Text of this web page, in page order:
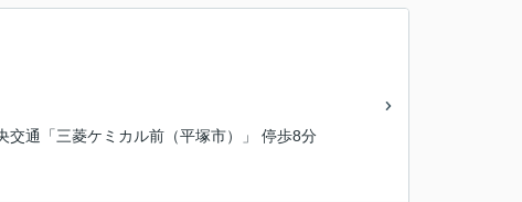
交通「三菱ケミカル前（平塚市）」 停歩8分